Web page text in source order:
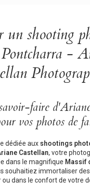
shooting
-
faire
vos photos de
dédiée aux shootings
Castellan, votre
dans le magnifique Massif
souhaitiez immortaliser
dans le confort de votre